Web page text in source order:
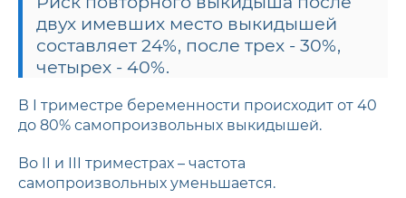
двух имевших место выкидышей
составляет 24%, после трех - 30%,
четырех - 40%.
В I триместре беременности происходит от 40
до 80% самопроизвольных выкидышей.
Во II и III триместрах – частота
самопроизвольных уменьшается.